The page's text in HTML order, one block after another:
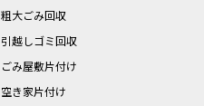
粗大ごみ回収
引越しゴミ回収
ごみ屋敷片付け
空き家片付け